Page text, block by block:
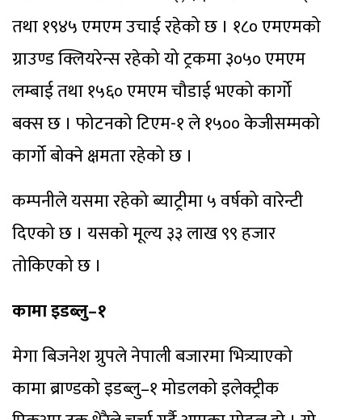
तथा १९४५ एमएम उचाई रहेको छ । १८० एमएमको
ग्राउण्ड क्लियरेन्स रहेको यो ट्रकमा ३०५० एमएम
लम्बाई तथा १५६० एमएम चौडाई भएको कार्गो
बक्स छ । फोटनको टिएम-१ ले १५०० केजीसम्मको
कार्गो बोक्ने क्षमता रहेको छ ।
कम्पनीले यसमा रहेको ब्याट्रीमा ५ वर्षको वारेन्टी
दिएको छ । यसको मूल्य ३३ लाख ९९ हजार
तोकिएको छ ।
कामा इडब्लु–१
मेगा बिजनेश ग्रुपले नेपाली बजारमा भित्र्याएको
कामा ब्राण्डको इडब्लु–१ मोडलको इलेक्ट्रीक